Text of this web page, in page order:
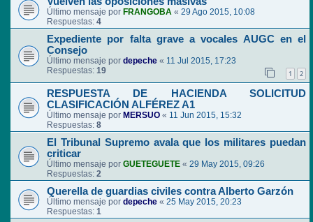
Último mensaje por FRANGOBA « 29 Ago 2015, 10:08
Respuestas: 4
Expediente por falta grave a vocales AUGC en el
Consejo
Último mensaje por depeche « 11 Jul 2015, 17:23
Respuestas: 19 1 2
RESPUESTA DE HACIENDA SOLICITUD
CLASIFICACIÓN ALFÉREZ A1
Último mensaje por MERSUO « 11 Jun 2015, 15:32
Respuestas: 8
El Tribunal Supremo avala que los militares puedan
criticar
Último mensaje por GUETEGUETE « 29 May 2015, 09:26
Respuestas: 2
Querella de guardias civiles contra Alberto Garzón
Último mensaje por depeche « 25 May 2015, 20:23
Respuestas: 1